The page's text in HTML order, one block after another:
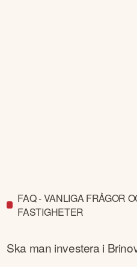
FAQ - VANLIGA FRÅGOR
FASTIGHETER
Ska man investera i